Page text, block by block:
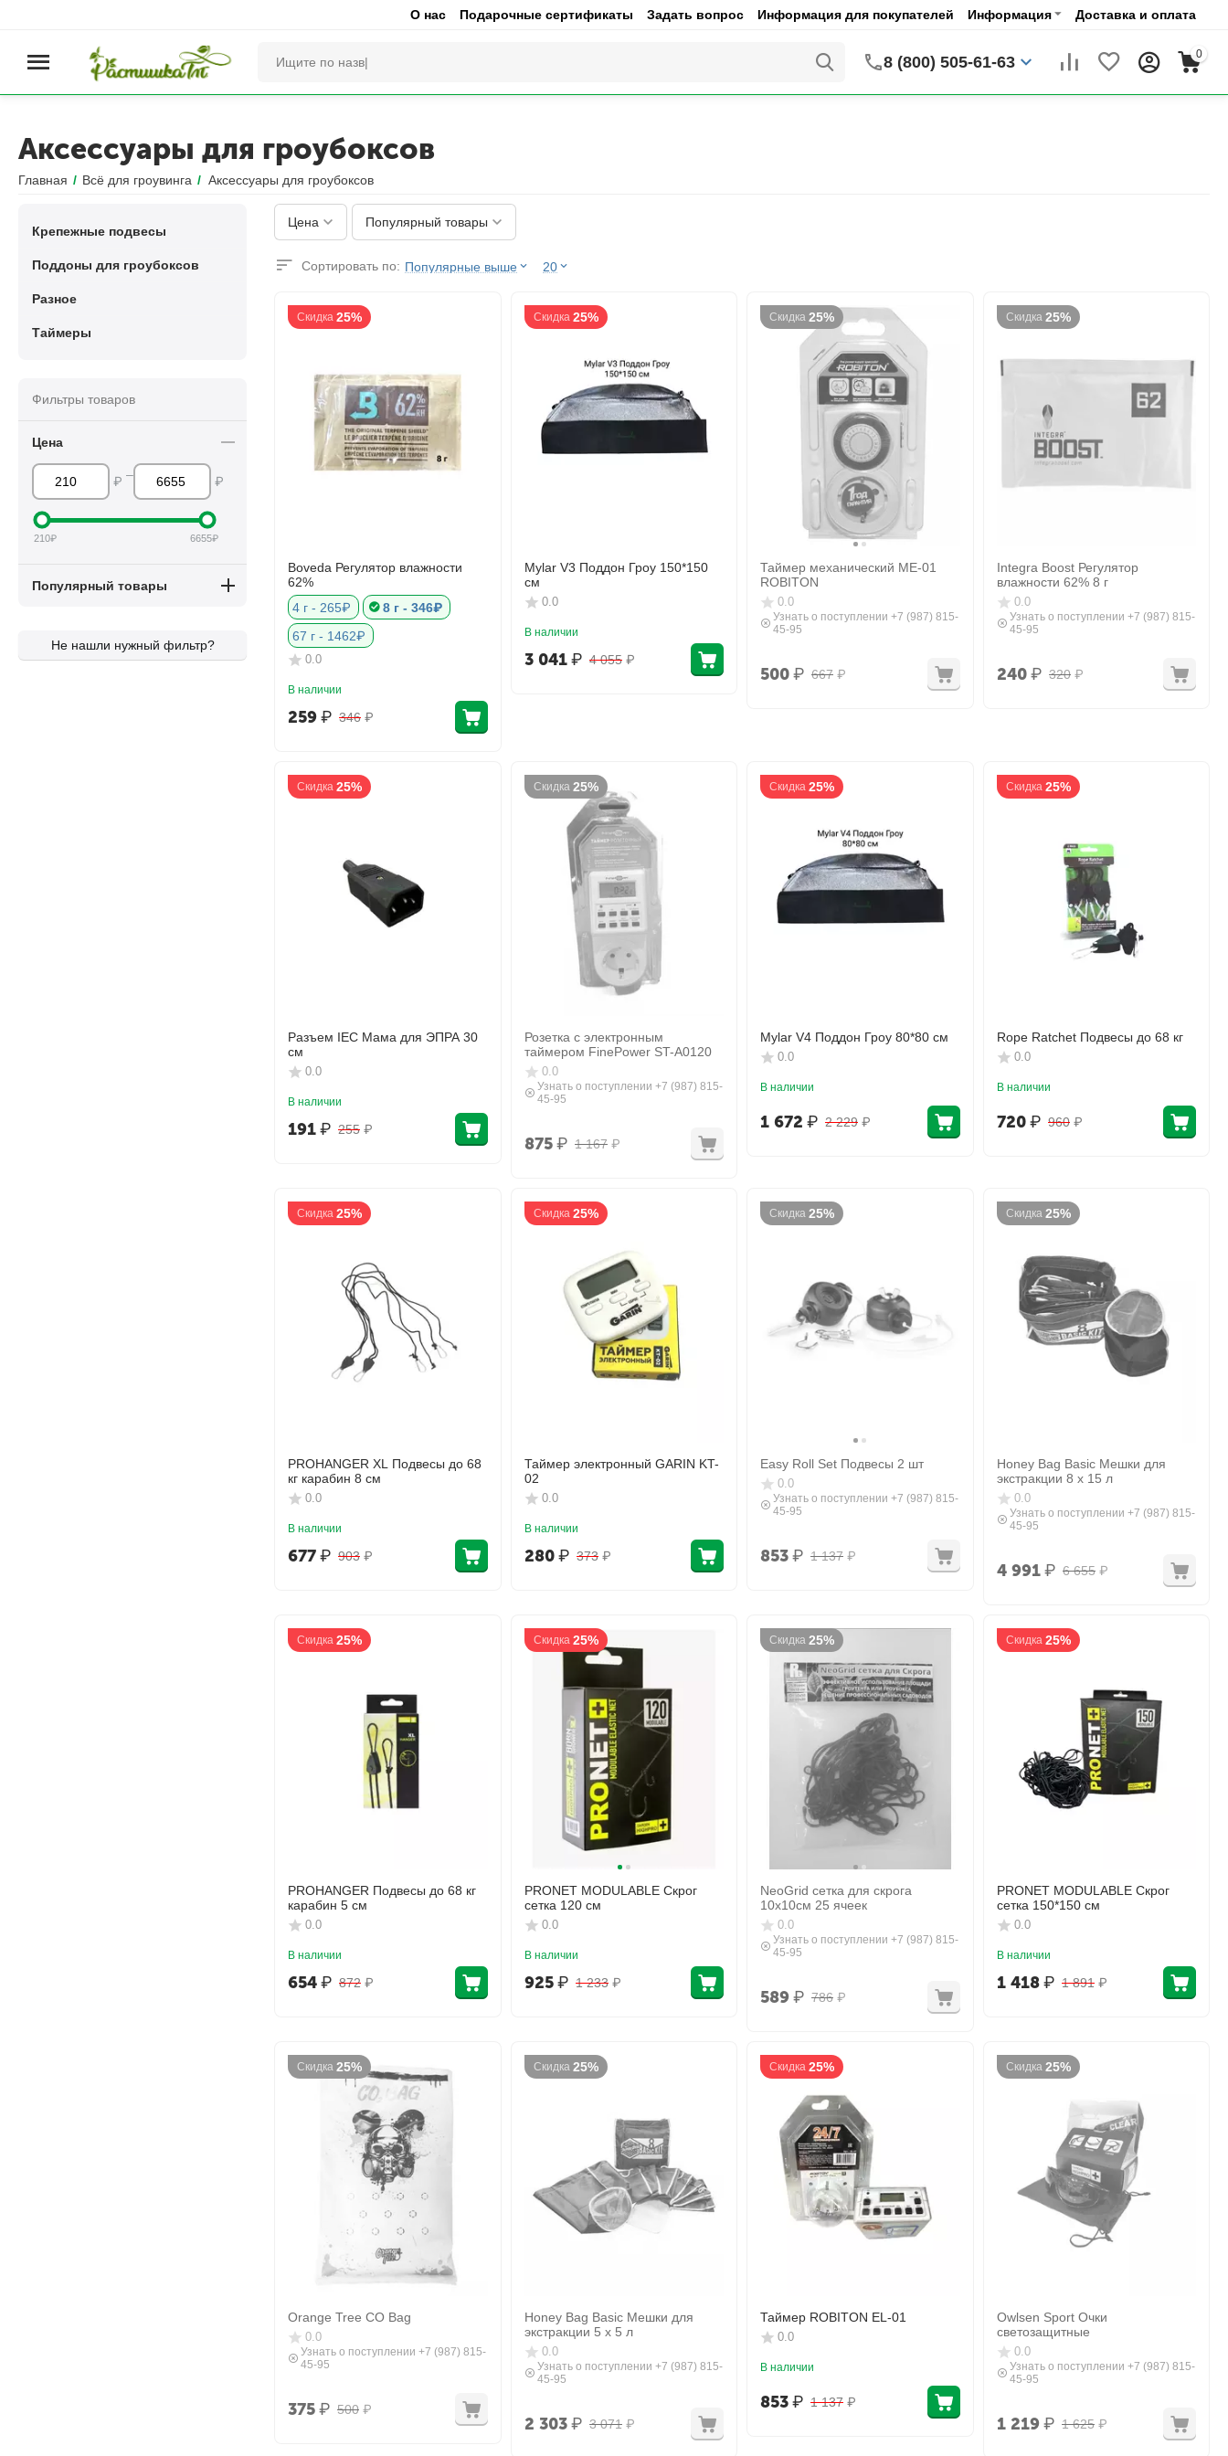
О нас Подарочные сертификаты Задать вопрос Информация для покупателей Информация Доставка и оплата
8 (800) 505-61-63 0
Аксессуары для гроубоксов
Главная / Всё для гроувинга / Аксессуары для гроубоксов
Цена Популярный товары
Сортировать по: Популярные выше 20
Скидка 25%
Boveda Регулятор влажности
62%
4 г - 265₽
8 г - 346₽
67 г - 1462₽
0.0
В наличии
346 ₽
259₽
Скидка 25%
Mylar V3 Поддон Гроу 150*150
см
0.0
В наличии
4 055 ₽
3 041 ₽
Скидка 25%
Таймер механический МЕ-01
ROBITON
0.0
Узнать о поступлении +7 (987) 815-
45-95
667 ₽
500₽
Скидка 25%
Integra Boost Регулятор
влажности 62% 8 г
0.0
Узнать о поступлении +7 (987) 815-
45-95
320 ₽
240 ₽
Скидка 25%
Разъем IEC Мама для ЭПРА 30
см
0.0
В наличии
255 ₽
191₽
Скидка 25%
Розетка с электронным
таймером FinePower ST-A0120
0.0
Узнать о поступлении +7 (987) 815-
45-95
1 167 ₽
875 ₽
Скидка 25%
Mylar V4 Поддон Гроу 80*80 см
0.0
В наличии
2 229 ₽
1 672 ₽
Скидка 25%
Rope Ratchet Подвесы до 68 кг
0.0
В наличии
960 ₽
720 ₽
Скидка 25%
PROHANGER XL Подвесы до 68
кг карабин 8 см
0.0
В наличии
903 ₽
677₽
Скидка 25%
Таймер электронный GARIN KT-
02
0.0
В наличии
373 ₽
280 ₽
Скидка 25%
Easy Roll Set Подвесы 2 шт
0.0
Узнать о поступлении +7 (987) 815-
45-95
1 137 ₽
853₽
Скидка 25%
Honey Bag Basic Мешки для
экстракции 8 х 15 л
0.0
Узнать о поступлении +7 (987) 815-
45-95
6 655 ₽
4 991 ₽
Скидка 25%
PROHANGER Подвесы до 68 кг
карабин 5 см
0.0
В наличии
872 ₽
654₽
Скидка 25%
PRONET MODULABLE Скрог
сетка 120 см
0.0
В наличии
1 233 ₽
925 ₽
Скидка 25%
NeoGrid сетка для скрога
10х10см 25 ячеек
0.0
Узнать о поступлении +7 (987) 815-
45-95
786 ₽
589₽
Скидка 25%
PRONET MODULABLE Скрог
cетка 150*150 см
0.0
В наличии
1 891 ₽
1 418 ₽
Скидка 25%
Orange Tree CO Bag
0.0
Узнать о поступлении +7 (987) 815-
45-95
500 ₽
375₽
Скидка 25%
Honey Bag Basic Мешки для
экстракции 5 х 5 л
0.0
Узнать о поступлении +7 (987) 815-
45-95
3 071 ₽
2 303 ₽
Скидка 25%
Таймер ROBITON EL-01
0.0
В наличии
1 137 ₽
853₽
Скидка 25%
Owlsen Sport Очки
светозащитные
0.0
Узнать о поступлении +7 (987) 815-
45-95
1 625 ₽
1 219 ₽
Крепежные подвесы
Поддоны для гроубоксов
Разное
Таймеры
Фильтры товаров
Цена
₽ – ₽
210₽ 6655₽
Популярный товары
Не нашли нужный фильтр?